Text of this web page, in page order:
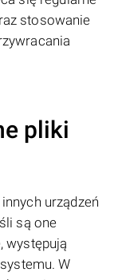
stosowanie
pliki
urządzeń
są one
występują
W